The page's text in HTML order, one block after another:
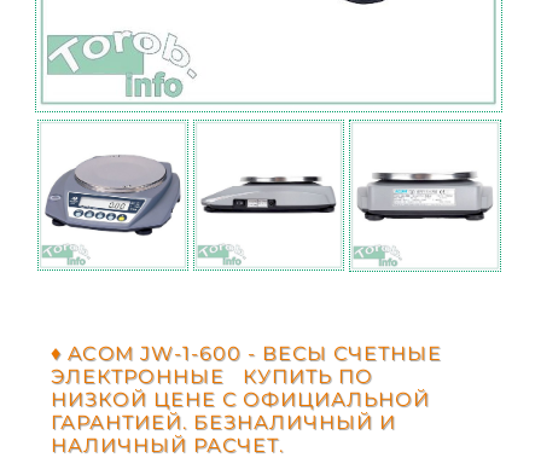
♦ ACOM JW-1-600 - ВЕСЫ СЧЕТНЫЕ
ЭЛЕКТРОННЫЕ КУПИТЬ ПО
НИЗКОЙ ЦЕНЕ С ОФИЦИАЛЬНОЙ
ГАРАНТИЕЙ. БЕЗНАЛИЧНЫЙ И
НАЛИЧНЫЙ РАСЧЕТ.